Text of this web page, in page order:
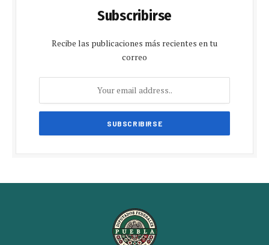
Subscribirse
Recibe las publicaciones más recientes en tu
correo